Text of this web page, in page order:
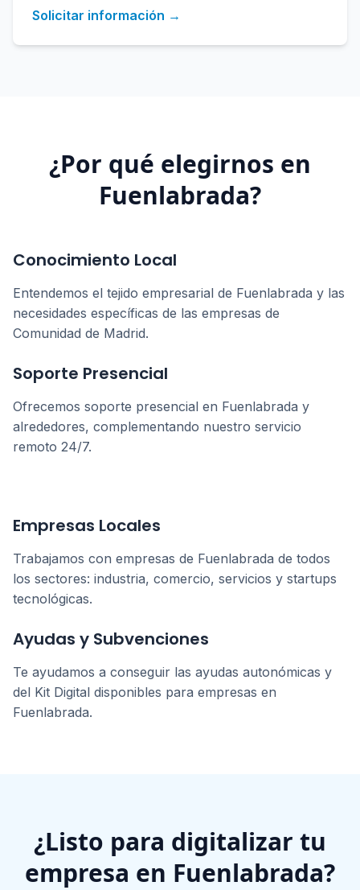
Solicitar información →
¿Por qué elegirnos en
Fuenlabrada?
Conocimiento Local
Entendemos el tejido empresarial de Fuenlabrada y las
necesidades específicas de las empresas de
Comunidad de Madrid.
Soporte Presencial
Ofrecemos soporte presencial en Fuenlabrada y
alrededores, complementando nuestro servicio
remoto 24/7.
Empresas Locales
Trabajamos con empresas de Fuenlabrada de todos
los sectores: industria, comercio, servicios y startups
tecnológicas.
Ayudas y Subvenciones
Te ayudamos a conseguir las ayudas autonómicas y
del Kit Digital disponibles para empresas en
Fuenlabrada.
¿Listo para digitalizar tu
empresa en Fuenlabrada?